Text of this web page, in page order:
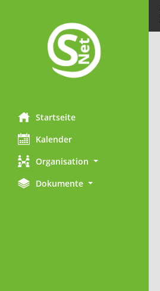
Startseite
Kalender
Organisation
Dokumente